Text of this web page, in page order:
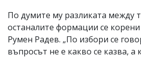
По думите му разликата между
останалите формации се
Румен Радев. „По избори се
въпросът не е какво се казва, а